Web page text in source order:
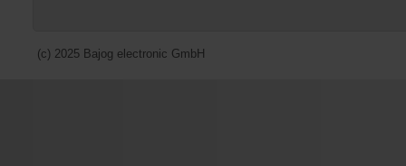
(c) 2025 Bajog electronic GmbH